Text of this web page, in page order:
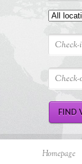
Homepage